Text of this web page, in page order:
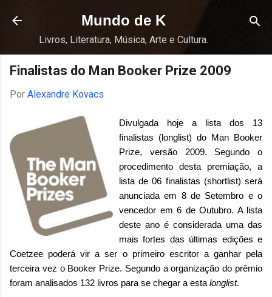
Pular para o conteúdo principal
Mundo de K
Livros, Literatura, Música, Arte e Cultura.
Finalistas do Man Booker Prize 2009
Por Alexandre Kovacs
Divulgada hoje a lista dos 13
finalistas (longlist) do Man Booker
Prize, versão 2009. Segundo o
procedimento desta premiação, a
lista de 06 finalistas (shortlist) será
anunciada em 8 de Setembro e o
vencedor em 6 de Outubro. A lista
deste ano é considerada uma das
mais fortes das últimas edições e
Coetzee poderá vir a ser o primeiro escritor a ganhar pela
terceira vez o Booker Prize. Segundo a organização do prêmio
foram analisados 132 livros para se chegar a esta longlist.